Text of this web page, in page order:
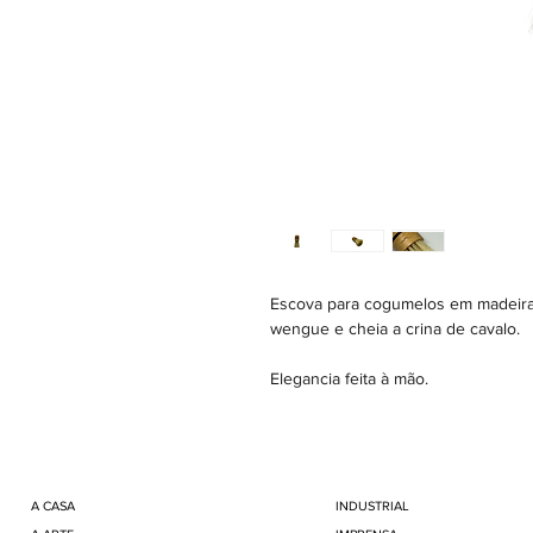
Escova para cogumelos em
wengue e cheia a crina de cavalo.
Elegancia feita à mão.
A CASA
INDUSTRIAL